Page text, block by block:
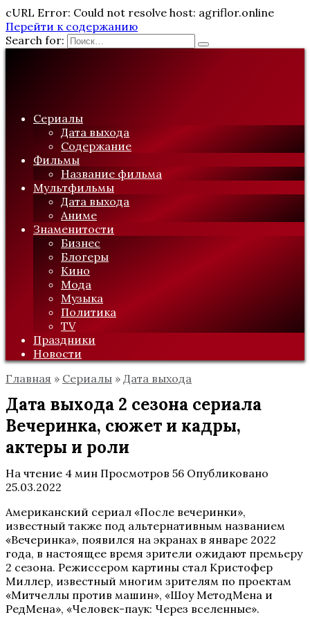
cURL Error: Could not resolve host: agriflor.online
Перейти к содержанию
Search for:
Сериалы
Дата выхода
Содержание
Фильмы
Название фильма
Мультфильмы
Дата выхода
Аниме
Знаменитости
Бизнес
Блогеры
Кино
Мода
Музыка
Политика
TV
Праздники
Новости
Главная » Сериалы » Дата выхода
Дата выхода 2 сезона сериала
Вечеринка, сюжет и кадры,
актеры и роли
На чтение 4 мин Просмотров 56 Опубликовано
25.03.2022
Американский сериал «После вечеринки»,
известный также под альтернативным названием
«Вечеринка», появился на экранах в январе 2022
года, в настоящее время зрители ожидают премьеру
2 сезона. Режиссером картины стал Кристофер
Миллер, известный многим зрителям по проектам
«Митчеллы против машин», «Шоу МетодМена и
РедМена», «Человек-паук: Через вселенные».